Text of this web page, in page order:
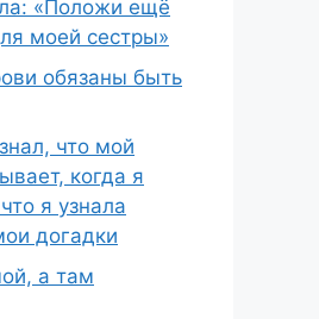
«Положи ещё
моей сестры»
обязаны быть
что мой
когда я
я узнала
догадки
а там